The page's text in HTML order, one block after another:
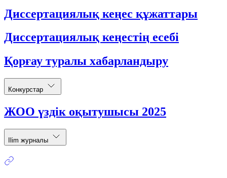
Диссертациялық кеңес құжаттары
Диссертациялық кеңестің есебі
Қорғау туралы хабарландыру
Конкурстар
ЖОО үздік оқытушысы 2025
Ilim журналы